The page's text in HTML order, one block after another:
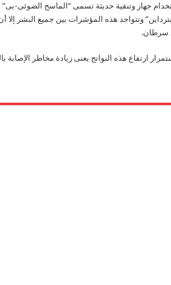
جهاز وتنقية حديثة تسمى “الماسح الضوئى-
وتتواجد هذه المؤشرات بين جميع البشر إلا
سرطان.
ارتفاع هذه النواتج يعنى زيادة مخاطر الإصابة